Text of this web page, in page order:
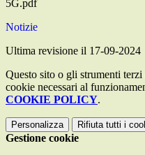
5G.pdf
Notizie
Ultima revisione il 17-09-2024
Questo sito o gli strumenti
cookie necessari al
COOKIE POLICY.
Personalizza Rifiuta tutti i
Gestione cookie